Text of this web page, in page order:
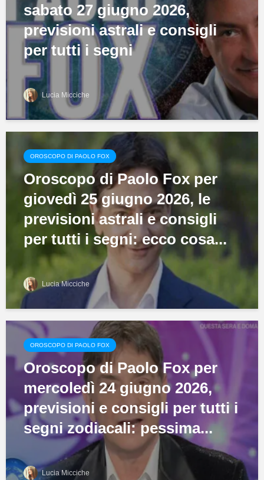
sabato 27 giugno 2026,
previsioni astrali e consigli
per tutti i segni
Lucia Micciche
OROSCOPO DI PAOLO FOX
Oroscopo di Paolo Fox per
giovedì 25 giugno 2026, le
previsioni astrali e consigli
per tutti i segni: ecco cosa...
Lucia Micciche
OROSCOPO DI PAOLO FOX
Oroscopo di Paolo Fox per
mercoledì 24 giugno 2026,
previsioni e consigli per tutti i
segni zodiacali: pessima...
Lucia Micciche